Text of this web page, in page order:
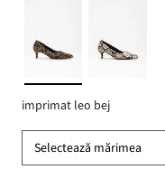
imprimat leo bej
Selectează mărimea